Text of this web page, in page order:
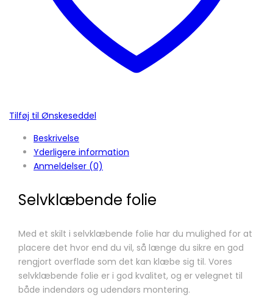
Tilføj til Ønskeseddel
Beskrivelse
Yderligere information
Anmeldelser (0)
Selvklæbende folie
Med et skilt i selvklæbende folie har du mulighed for at
placere det hvor end du vil, så længe du sikre en god
rengjort overflade som det kan klæbe sig til. Vores
selvklæbende folie er i god kvalitet, og er velegnet til
både indendørs og udendørs montering.